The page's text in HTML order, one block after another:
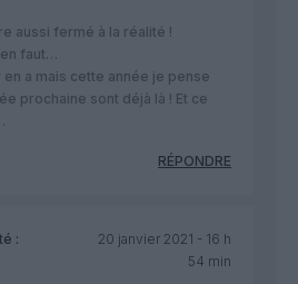
aussi fermé à la réalité !
en faut…
en a mais cette année je pense
prochaine sont déjà là ! Et ce
RÉPONDRE
:
20 janvier 2021 - 16 h
54 min